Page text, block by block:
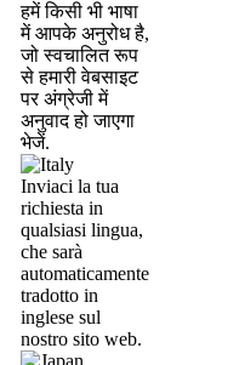
हमें किसी भी भाषा
में आपके अनुरोध है,
जो स्वचालित रूप
से हमारी वेबसाइट
पर अंग्रेजी में
अनुवाद हो जाएगा
भेजें.
Inviaci la tua
richiesta in
qualsiasi lingua,
che sarà
automaticamente
tradotto in
inglese sul
nostro sito web.